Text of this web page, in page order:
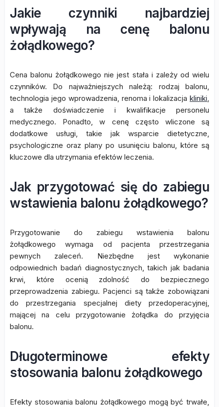
Jakie czynniki najbardziej
wpływają na cenę balonu
żołądkowego?
Cena balonu żołądkowego nie jest stała i zależy od wielu
czynników. Do najważniejszych należą: rodzaj balonu,
technologia jego wprowadzenia, renoma i lokalizacja kliniki,
a także doświadczenie i kwalifikacje personelu
medycznego. Ponadto, w cenę często wliczone są
dodatkowe usługi, takie jak wsparcie dietetyczne,
psychologiczne oraz plany po usunięciu balonu, które są
kluczowe dla utrzymania efektów leczenia.
Jak przygotować się do zabiegu
wstawienia balonu żołądkowego?
Przygotowanie do zabiegu wstawienia balonu
żołądkowego wymaga od pacjenta przestrzegania
pewnych zaleceń. Niezbędne jest wykonanie
odpowiednich badań diagnostycznych, takich jak badania
krwi, które ocenią zdolność do bezpiecznego
przeprowadzenia zabiegu. Pacjenci są także zobowiązani
do przestrzegania specjalnej diety przedoperacyjnej,
mającej na celu przygotowanie żołądka do przyjęcia
balonu.
Długoterminowe efekty
stosowania balonu żołądkowego
Efekty stosowania balonu żołądkowego mogą być trwałe,